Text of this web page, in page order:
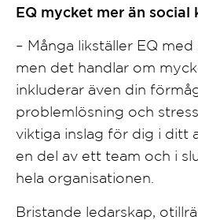
EQ mycket mer än social
– Många likställer EQ
men det handlar om
inkluderar även din
problemlösning och
viktiga inslag för dig i ditt
en del av ett team och i
hela organisationen.
Bristande ledarskap,